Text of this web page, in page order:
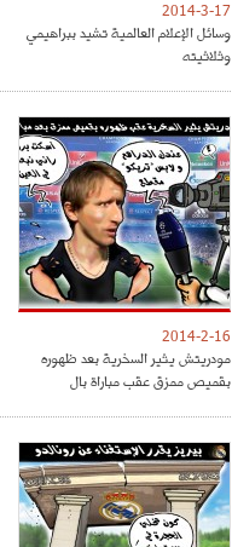
2014-3-17
وسائل الإعلام العالمية تشيد ببراهيمي
وثلاثيته
2014-2-16
مودريتش يثير السخرية بعد ظهوره
بقميص ممزق عقب مباراة بال